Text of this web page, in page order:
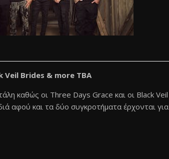
Veil Brides & more TBA
καθώς οι Three Days Grace και οι Black Veil
αφού και τα δύο συγκροτήματα έρχονται για